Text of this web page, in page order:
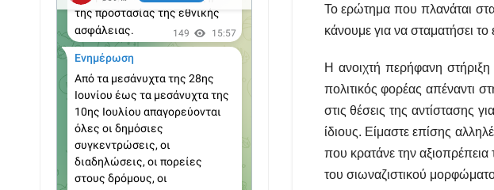
Το ερώτημα που πλανάται
κάνουμε για να σταματήσει
Η ανοιχτή περήφανη
πολιτικός φορέας απέναντι
στις θέσεις της αντίστασης
ίδιους. Είμαστε επίσης
που κρατάνε την
του σιωναζιστικού